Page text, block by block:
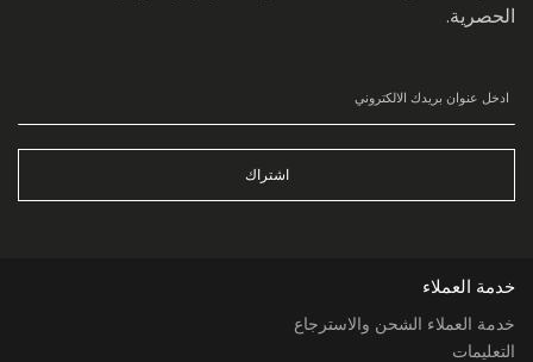
الحصرية.
اشتراك
خدمة العملاء
خدمة العملاء الشحن والاسترجاع
التعليمات